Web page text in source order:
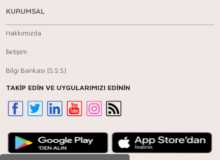
KURUMSAL
Hakkımızda
İletişim
Bilgi Bankası (S.S.S)
TAKİP EDİN VE UYGULARIMIZI EDİNİN